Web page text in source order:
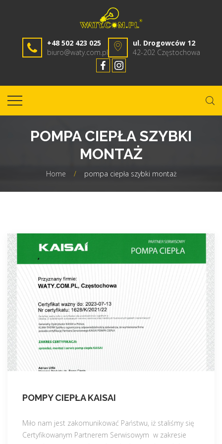
+48 502 423 025
biuro@waty.com.pl
ul. Drogowców 12
42-202 Częstochowa
POMPA CIEPŁA SZYBKI
MONTAŻ
Home / pompa ciepła szybki montaż
POMPY CIEPŁA KAISAI
Miło nam jest zakomunikować Państwu, iż staliśmy się
Certyfikowanym Partnerem Serwisowym w zakresie